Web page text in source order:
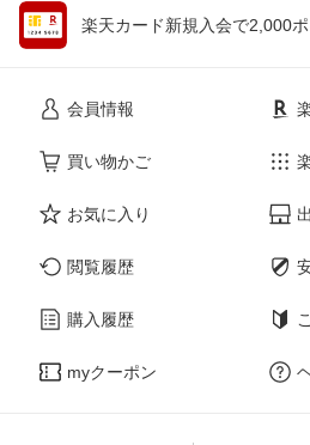
楽天カード新規入会で2,000ポ
会員情報
買い物かご
お気に入り
閲覧履歴
購入履歴
myクーポン